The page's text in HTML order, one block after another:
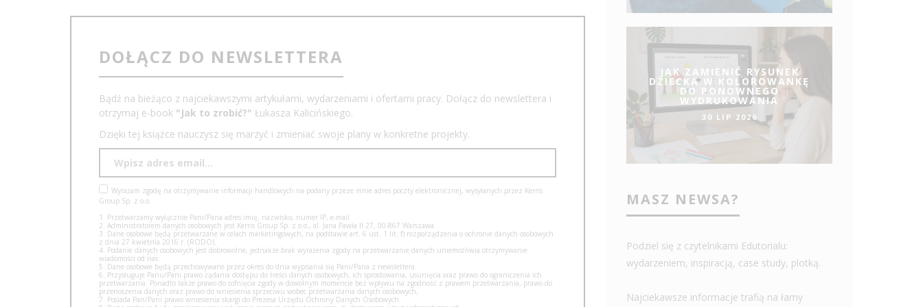
DOŁĄCZ DO NEWSLETTERA
Bądź na bieżąco z najciekawszymi artykułami, wydarzeniami i ofertami pracy. Dołącz do newslettera i
otrzymaj e-book "Jak to zrobić?" Łukasza Kalicińskiego.
Dzięki tej książce nauczysz się marzyć i zmieniać swoje plany w konkretne projekty.
Wyrażam zgodę na otrzymywanie informacji handlowych na podany przeze mnie adres poczty elektronicznej, wysyłanych przez Kerris
Group Sp. z o.o.
1. Przetwarzamy wyłącznie Pani/Pana adres imię, nazwisko, numer IP, e-mail.
2. Administratorem danych osobowych jest Kerris Group Sp. z o.o., al. Jana Pawła II 27, 00-867 Warszawa.
3. Dane osobowe będą przetwarzane w celach marketingowych, na podstawie art. 6 ust. 1 lit. f) rozporządzenia o ochronie danych osobowych
z dnia 27 kwietnia 2016 r. (RODO).
4. Podanie danych osobowych jest dobrowolne, jednakże brak wyrażenia zgody na przetwarzanie danych uniemożliwia otrzymywanie
wiadomości od nas.
5. Dane osobowe będą przechowywane przez okres do dnia wypisania się Pani/Pana z newslettera.
6. Przysługuje Panu/Pani prawo żądania dostępu do treści danych osobowych, ich sprostowania, usunięcia oraz prawo do ograniczenia ich
przetwarzania. Ponadto także prawo do cofnięcia zgody w dowolnym momencie bez wpływu na zgodność z prawem przetwarzania, prawo do
przenoszenia danych oraz prawo do wniesienia sprzeciwu wobec przetwarzania danych osobowych,
7. Posiada Pan/Pani prawo wniesienia skargi do Prezesa Urzędu Ochrony Danych Osobowych.
JAK ZAMIENIĆ RYSUNEK
DZIECKA W KOLOROWANKĘ
DO PONOWNEGO
WYDRUKOWANIA
30 LIP 2026
MASZ NEWSA?
Podziel się z czytelnikami Edutorialu:
wydarzeniem, inspiracją, case study, plotką.
Najciekawsze informacje trafią na łamy